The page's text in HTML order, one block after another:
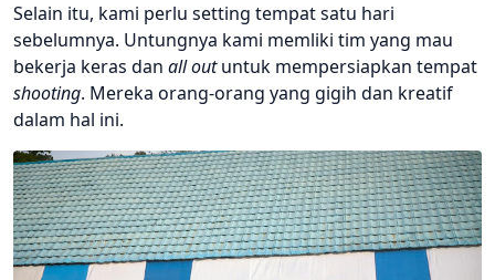
Selain itu, kami perlu setting tempat satu hari
sebelumnya. Untungnya kami memliki tim yang mau
bekerja keras dan all outuntuk mempersiapkan tempat
shooting. Mereka orang-orang yang gigih dan kreatif
dalam hal ini.